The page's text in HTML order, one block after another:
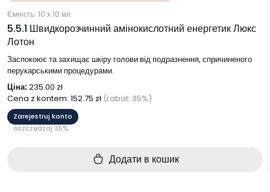
Ємність: 10 x 10 мл
5.5.1 Швидкорозчинний амінокислотний енергетик Люкс
Лотон
Заспокоює та захищає шкіру голови від подразнення, спричиненого
перукарськими процедурами.
Ціна:235.00 zł
Cena z kontem: 152.75 zł (rabat: 35%)
Zarejestruj konto
oszczędzaj 35%
Додати в кошик